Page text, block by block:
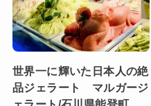
世界一に輝いた日本人の絶
品ジェラート マルガージ